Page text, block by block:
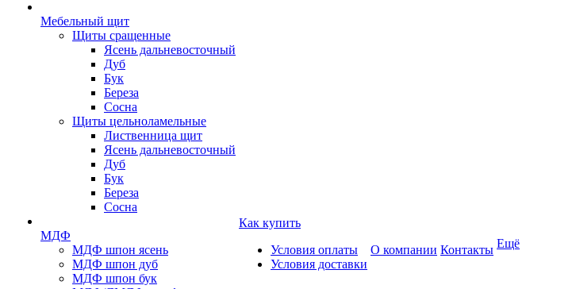
Мебельный щит
Щиты сращенные
Ясень дальневосточный
Дуб
Бук
Береза
Сосна
Щиты цельноламельные
Лиственница щит
Ясень дальневосточный
Дуб
Бук
Береза
Сосна
МДФ
МДФ шпон ясень
МДФ шпон дуб
МДФ шпон бук
Как купить
Условия оплаты
Условия доставки
О компании Контакты Ещё